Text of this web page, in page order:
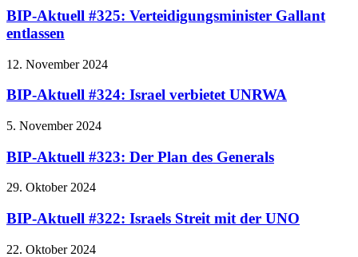
BIP-Aktuell #325: Verteidigungsminister Gallant
entlassen
12. November 2024
BIP-Aktuell #324: Israel verbietet UNRWA
5. November 2024
BIP-Aktuell #323: Der Plan des Generals
29. Oktober 2024
BIP-Aktuell #322: Israels Streit mit der UNO
22. Oktober 2024